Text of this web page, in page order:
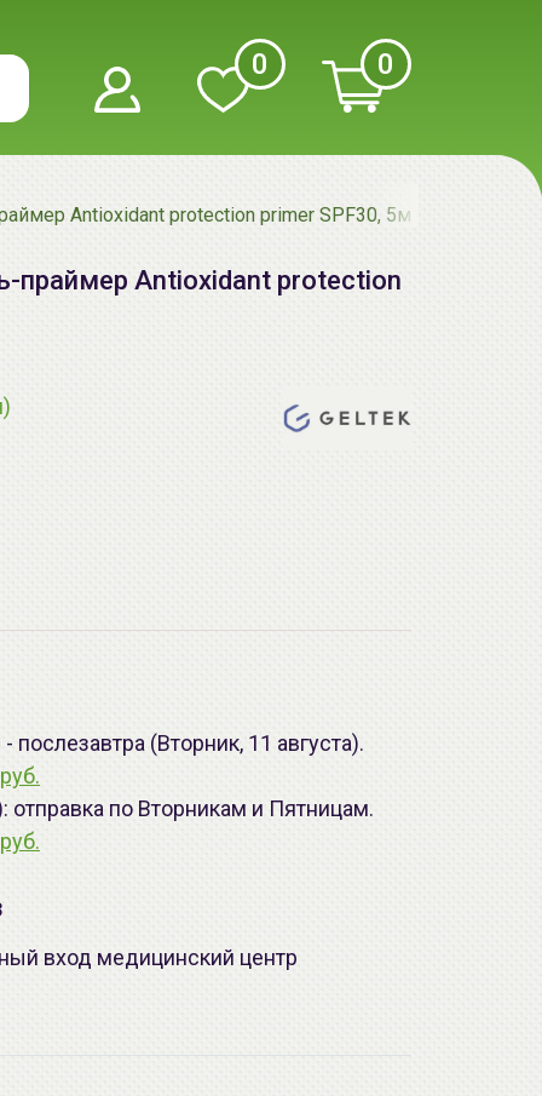
0 0
Antioxidant protection primer SPF30, 5мл, GELTEK
праймер Antioxidant protection
(Вторник, 11 августа).
отправка по Вторникам и Пятницам.
вход медицинский центр